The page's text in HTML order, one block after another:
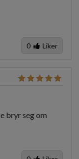
0 Liker
bryr seg om